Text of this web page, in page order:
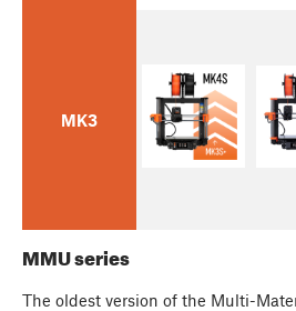
MK3
MMU series
The oldest version of the Multi-